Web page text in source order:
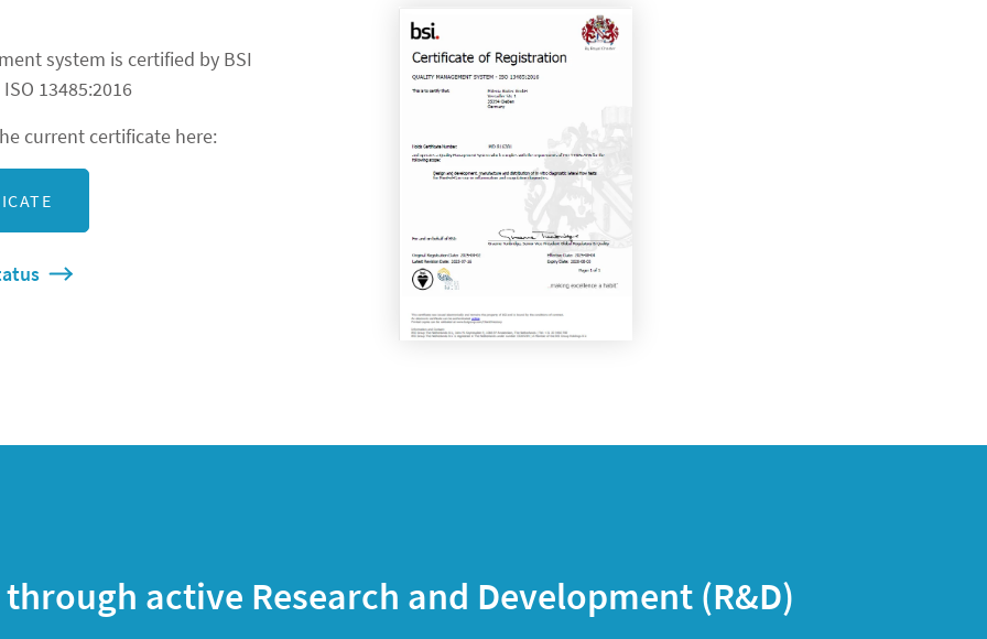
system is certified by BSI
13485:2016
current certificate here:
active Research and Development (R&D)